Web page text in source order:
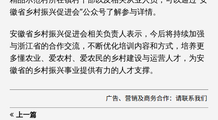
徽省乡村振兴促进会”公众号了解参与详情。
安徽省乡村振兴促进会相关负责人表示，今后将持续加强
与浙江省的合作交流，不断优化培训内容和方式，培养更
多懂农业、爱农村、爱农民的乡村建设与运营人才，为安
徽省的乡村振兴事业提供有力的人才支撑。
上一篇